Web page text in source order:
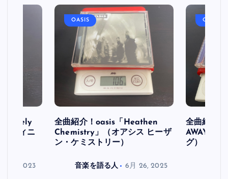
フィニ
30, 2023
OASIS
全曲紹介！oasis「Heathen
Chemistry」（オアシス ヒーザ
ン・ケミストリー）
音楽を語る人 6月 26, 2025
OASIS
全曲紹介
AWAY」
グ）